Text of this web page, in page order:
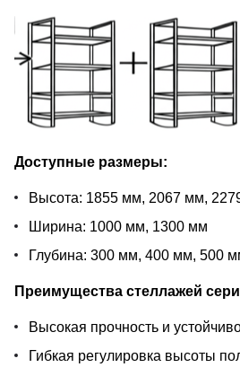
Доступные размеры:
Высота: 1855 мм, 2067 мм,
Ширина: 1000 мм, 1300 мм
Глубина: 300 мм, 400 мм, 500
Преимущества стеллажей
Высокая прочность и
Гибкая регулировка высоты